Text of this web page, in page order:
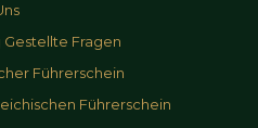
Gestellte Fragen
Führerschein
Führerschein